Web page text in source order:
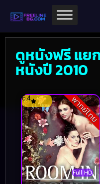
ดูหนังฟรี แย
หนังปี 2010
พากย์ไทย
Full HD
6.4